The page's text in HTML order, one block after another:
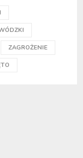
ZAGROŻENIE